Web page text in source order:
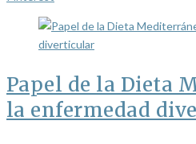
Papel de la Dieta
la enfermedad